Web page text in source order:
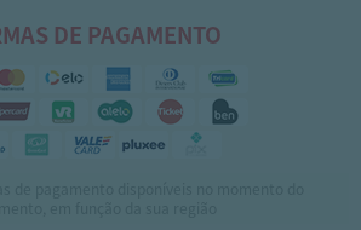
DE PAGAMENTO